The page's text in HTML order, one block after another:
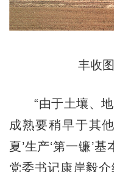
丰收
“由于土壤、地
成熟要稍早于其
夏’生产‘第一镰’
党委书记康岸毅